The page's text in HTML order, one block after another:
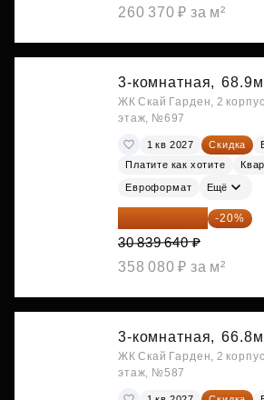
260 370 ₽ за м²
3-комнатная,
ЖК Скай Гарден, 2
этаж, №697
1 кв 2027 Скидка
Платите как хотите
Евроформат Ещё
24 671 712 ₽ -20%
30 839 640 ₽
358 080 ₽ за м²
3-комнатная,
ЖК Скай Гарден, 2
этаж, №587